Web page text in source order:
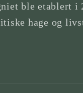
ble etablert i
hage og